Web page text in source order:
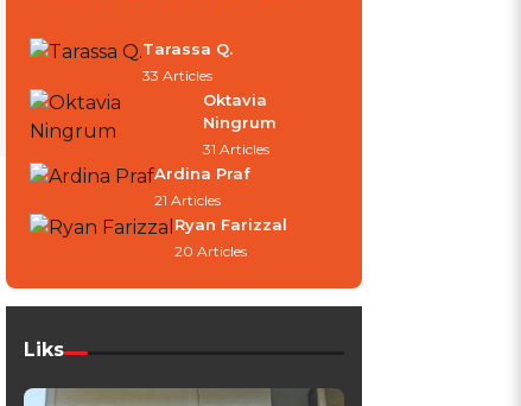
Tarassa Q.
33 Articles
Oktavia
Ningrum
31 Articles
Ardina Praf
21 Articles
Ryan Farizzal
20 Articles
Liks